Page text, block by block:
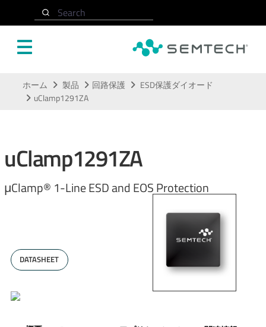
Search
ホーム 製品 回路保護
ESD保護ダイオード
uClamp1291ZA
uClamp1291ZA
μClamp® 1-Line ESD and EOS Protection
DATASHEET